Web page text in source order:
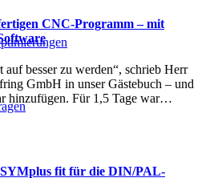
CNC-Programm – mit
auf besser zu werden“, schrieb Herr
GmbH in unser Gästebuch – und
hinzufügen. Für 1,5 Tage war…
fit für die DIN/PAL-